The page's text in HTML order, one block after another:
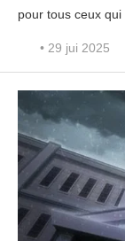
pour tous ceux
• 29 jui 2025